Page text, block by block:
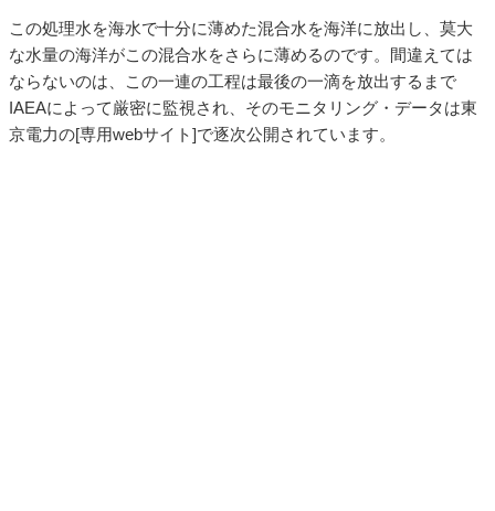
この処理水を海水で十分に薄めた混合水を海洋に放出し、莫大
な水量の海洋がこの混合水をさらに薄めるのです。間違えては
ならないのは、この一連の工程は最後の一滴を放出するまで
IAEAによって厳密に監視され、そのモニタリング・データは東
京電力の[専用webサイト]で逐次公開されています。